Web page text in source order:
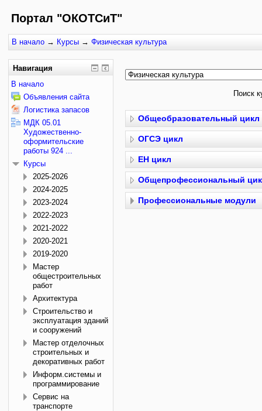
Портал "ОКОТСиТ"
В начало → Курсы → Физическая культура
Поиск
Общеобразовательный цикл
ОГСЭ цикл
ЕН цикл
Общепрофессиональный
Профессиональные модули
Навигация
В начало
Объявления сайта
Логистика запасов
МДК 05.01
Художественно-
оформительские
работы 924 ...
Курсы
2025-2026
2024-2025
2023-2024
2022-2023
2021-2022
2020-2021
2019-2020
Мастер
общестроительных
работ
Архитектура
Строительство и
эксплуатация зданий
и сооружений
Мастер отделочных
строительных и
декоративных работ
Информ.системы и
программирование
Сервис на
транспорте